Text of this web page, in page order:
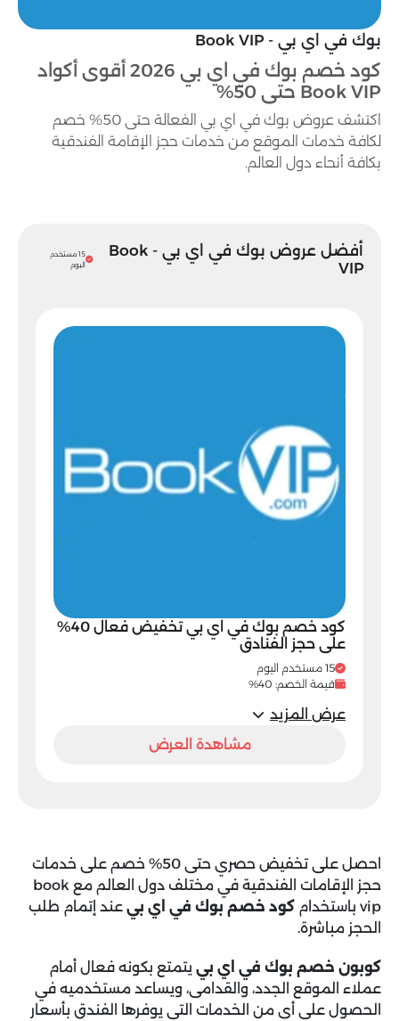
بوك في اي بي - Book VIP
كود خصم بوك في اي بي 2026 أقوى أكواد
Book VIP حتى 50%
اكتشف عروض بوك في اي بي الفعالة حتى 50% خصم
لكافة خدمات الموقع من خدمات حجز الإقامة الفندقية
بكافة أنحاء دول العالم.
أفضل عروض بوك في اي بي - Book
VIP
15 مستخدم
اليوم
كود خصم بوك في اي بي تخفيض فعال 40%
على حجز الفنادق
15 مستخدم اليوم
قيمة الخصم: 40%
عرض المزيد
مشاهدة العرض
احصل على تخفيض حصري حتى 50% خصم على خدمات
حجز الإقامات الفندقية في مختلف دول العالم مع book
vip باستخدام
كود خصم بوك في اي بي عند إتمام طلب
الحجز مباشرة.
كوبون خصم بوك في اي بي يتمتع بكونه فعال أمام
عملاء الموقع الجدد، والقدامى، ويساعد مستخدميه في
الحصول على أي من الخدمات التي يوفرها الفندق بأسعار